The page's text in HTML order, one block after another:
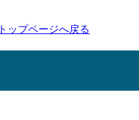
トップページへ戻る